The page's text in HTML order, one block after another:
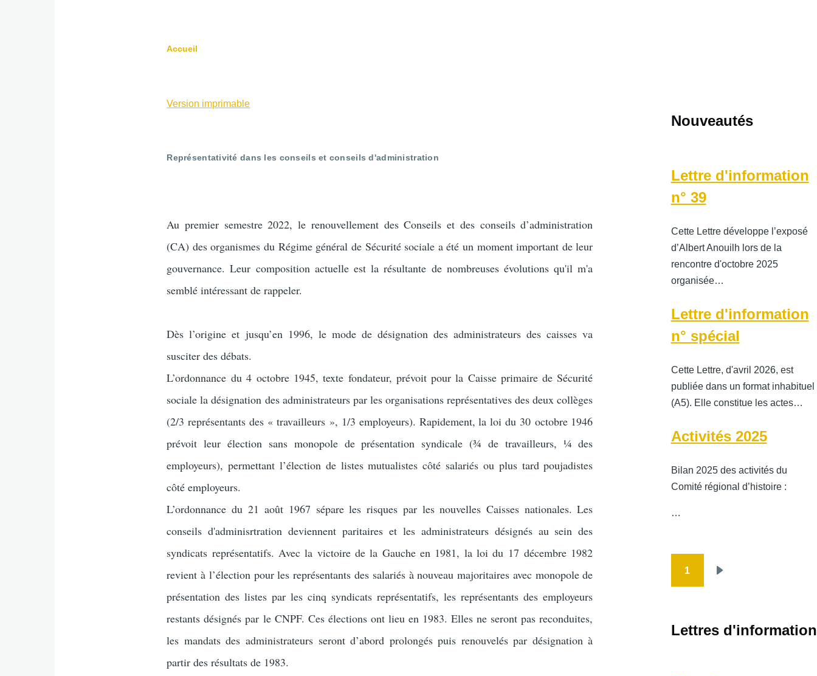
d'Ariane
Accueil
Version imprimable
Représentativité dans les conseils et conseils d'administration
Au premier semestre 2022, le renouvellement des Conseils et des conseils d’administration
(CA) des organismes du Régime général de Sécurité sociale a été un moment important de leur
gouvernance. Leur composition actuelle est la résultante de nombreuses évolutions qu'il m'a
semblé intéressant de rappeler.
Dès l’origine et jusqu’en 1996, le mode de désignation des administrateurs des caisses va
susciter des débats.
L’ordonnance du 4 octobre 1945, texte fondateur, prévoit pour la Caisse primaire de Sécurité
sociale la désignation des administrateurs par les organisations représentatives des deux collèges
(2/3 représentants des « travailleurs », 1/3 employeurs). Rapidement, la loi du 30 octobre 1946
prévoit leur élection sans monopole de présentation syndicale (¾ de travailleurs, ¼ des
employeurs), permettant l’élection de listes mutualistes côté salariés ou plus tard poujadistes
côté employeurs.
L’ordonnance du 21 août 1967 sépare les risques par les nouvelles Caisses nationales. Les
conseils d'adminisrtration deviennent paritaires et les administrateurs désignés au sein des
syndicats représentatifs. Avec la victoire de la Gauche en 1981, la loi du 17 décembre 1982
revient à l’élection pour les représentants des salariés à nouveau majoritaires avec monopole de
présentation des listes par les cinq syndicats représentatifs, les représentants des employeurs
restants désignés par le CNPF. Ces élections ont lieu en 1983. Elles ne seront pas reconduites,
les mandats des administrateurs seront d’abord prolongés puis renouvelés par désignation à
partir des résultats de 1983.
Nouveautés
Lettre d'information
n° 39
Cette Lettre développe l’exposé
d’Albert Anouilh lors de la
rencontre d'octobre 2025
organisée…
Lettre d'information
n° spécial
Cette Lettre, d'avril 2026, est
publiée dans un format inhabituel
(A5). Elle constitue les actes…
Activités 2025
Bilan 2025 des activités du
Comité régional d’histoire :
…
Pagination
1
Lettres d'information